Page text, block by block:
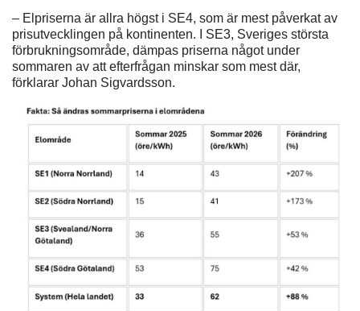
– Elpriserna är allra högst i SE4, som är mest påverkat av
prisutvecklingen på kontinenten. I SE3, Sveriges största
förbrukningsområde, dämpas priserna något under
sommaren av att efterfrågan minskar som mest där,
förklarar Johan Sigvardsson.